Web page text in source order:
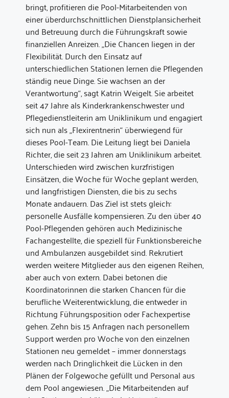
bringt, profitieren die Pool-Mitarbeitenden von
einer überdurchschnittlichen Dienstplansicherheit
und Betreuung durch die Führungskraft sowie
finanziellen Anreizen. „Die Chancen liegen in der
Flexibilität. Durch den Einsatz auf
unterschiedlichen Stationen lernen die Pflegenden
ständig neue Dinge. Sie wachsen an der
Verantwortung“, sagt Katrin Weigelt. Sie arbeitet
seit 47 Jahre als Kinderkrankenschwester und
Pflegedienstleiterin am Uniklinikum und engagiert
sich nun als „Flexirentnerin“ überwiegend für
dieses Pool-Team. Die Leitung liegt bei Daniela
Richter, die seit 23 Jahren am Uniklinikum arbeitet.
Unterschieden wird zwischen kurzfristigen
Einsätzen, die Woche für Woche geplant werden,
und langfristigen Diensten, die bis zu sechs
Monate andauern. Das Ziel ist stets gleich:
personelle Ausfälle kompensieren. Zu den über 40
Pool-Pflegenden gehören auch Medizinische
Fachangestellte, die speziell für Funktionsbereiche
und Ambulanzen ausgebildet sind. Rekrutiert
werden weitere Mitglieder aus den eigenen Reihen,
aber auch von extern. Dabei betonen die
Koordinatorinnen die starken Chancen für die
berufliche Weiterentwicklung, die entweder in
Richtung Führungsposition oder Fachexpertise
gehen. Zehn bis 15 Anfragen nach personellem
Support werden pro Woche von den einzelnen
Stationen neu gemeldet – immer donnerstags
werden nach Dringlichkeit die Lücken in den
Plänen der Folgewoche gefüllt und Personal aus
dem Pool angewiesen. „Die Mitarbeitenden auf